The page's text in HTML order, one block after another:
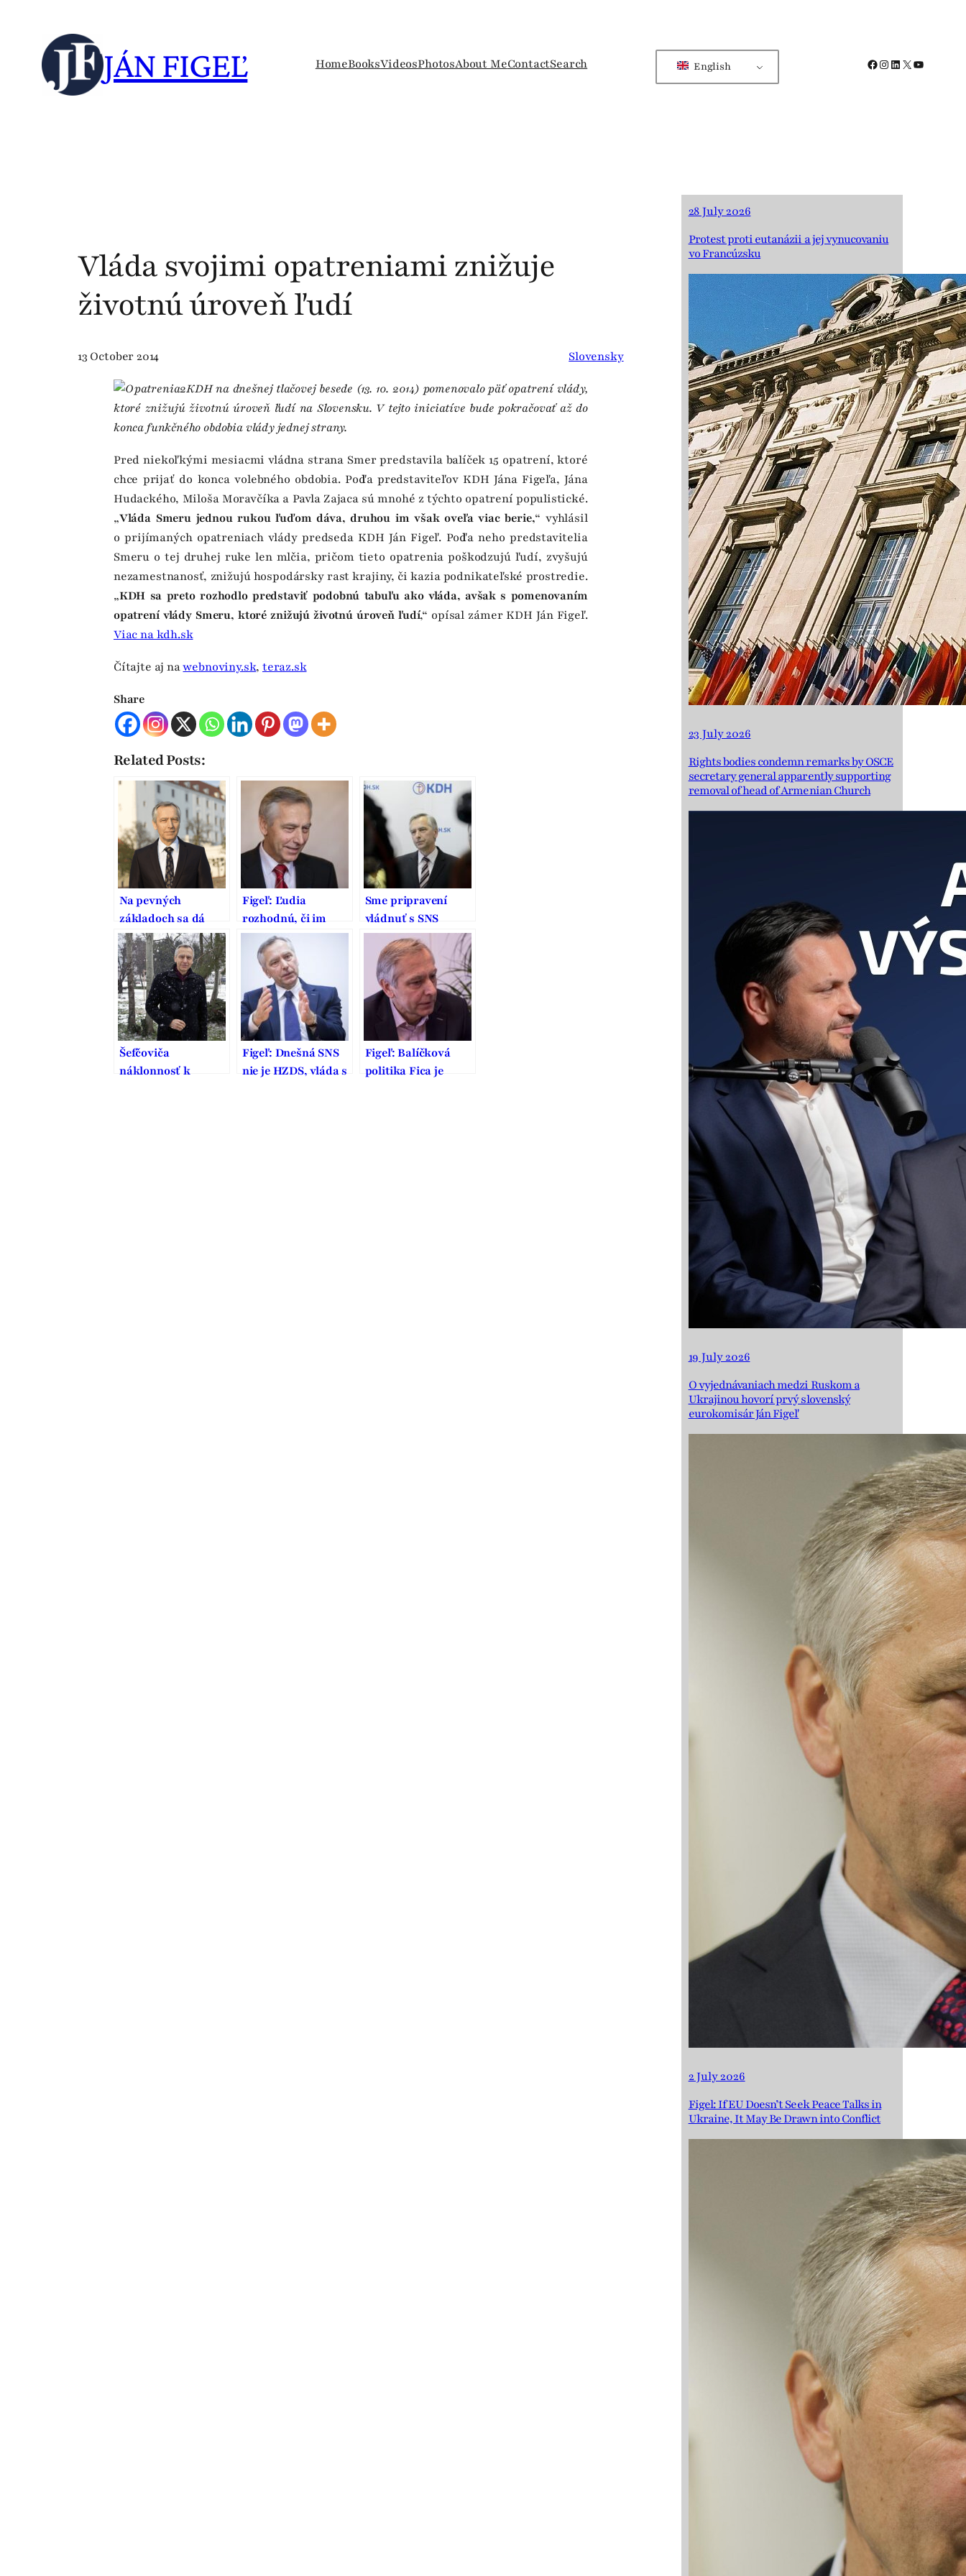
content
JÁN FIGEĽ HomeBooksVideosPhotosAbout MeContactSearch English Facebook
Instagram
LinkedIn
X YouTube
Vláda svojimi opatreniami znižuje
životnú úroveň ľudí
13 October 2014 Slovensky
KDH na dnešnej tlačovej besede (13. 10. 2014) pomenovalo päť opatrení vlády,
ktoré znižujú životnú úroveň ľudí na Slovensku. V tejto iniciatíve bude pokračovať až do
konca funkčného obdobia vlády jednej strany.
Pred niekoľkými mesiacmi vládna strana Smer predstavila balíček 15 opatrení, ktoré
chce prijať do konca volebného obdobia. Podľa predstaviteľov KDH Jána Figeľa, Jána
Hudackého, Miloša Moravčíka a Pavla Zajaca sú mnohé z týchto opatrení populistické.
„Vláda Smeru jednou rukou ľuďom dáva, druhou im však oveľa viac berie,“ vyhlásil
o prijímaných opatreniach vlády predseda KDH Ján Figeľ. Podľa neho predstavitelia
Smeru o tej druhej ruke len mlčia, pričom tieto opatrenia poškodzujú ľudí, zvyšujú
nezamestnanosť, znižujú hospodársky rast krajiny, či kazia podnikateľské prostredie.
„KDH sa preto rozhodlo predstaviť podobnú tabuľu ako vláda, avšak s pomenovaním
opatrení vlády Smeru, ktoré znižujú životnú úroveň ľudí,“ opísal zámer KDH Ján Figeľ.
Viac na kdh.sk
Čítajte aj nawebnoviny.sk, teraz.sk
Share
Related Posts:
Na pevných
základoch sa dá
stavať dobrý domov
Figeľ: Ľudia
rozhodnú, či im
nevadí alobalíček
Sme pripravení
vládnuť s SNS
Šefčoviča
náklonnosť k
Figeľ: Dnešná SNS
nie je HZDS, vláda s
Figeľ: Balíčková
politika Fica je
28 July 2026
Protest proti eutanázii a jej vynucovaniu
vo Francúzsku
23 July 2026
Rights bodies condemn remarks by OSCE
secretary general apparently supporting
removal of head of Armenian Church
19 July 2026
O vyjednávaniach medzi Ruskom a
Ukrajinou hovorí prvý slovenský
eurokomisár Ján Figeľ
2 July 2026
Figel: If EU Doesn’t Seek Peace Talks in
Ukraine, It May Be Drawn into Conflict